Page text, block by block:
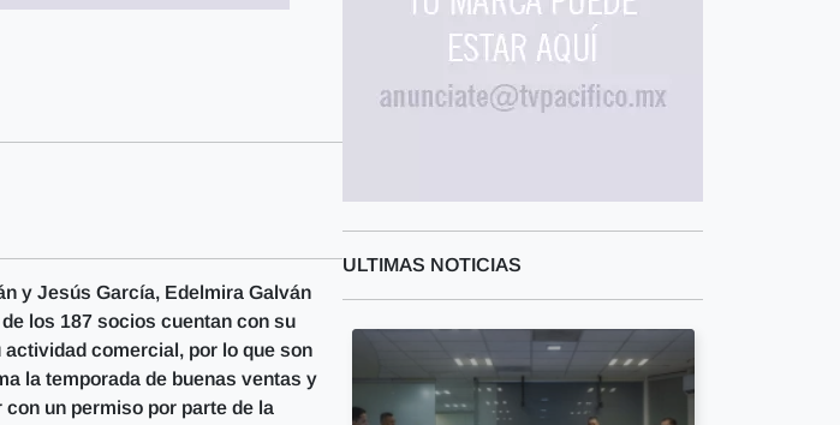
y Jesús García, Edelmira Galván
los 187 socios cuentan con su
comercial, por lo que son
la temporada de buenas ventas y
un permiso por parte de la
ULTIMAS NOTICIAS